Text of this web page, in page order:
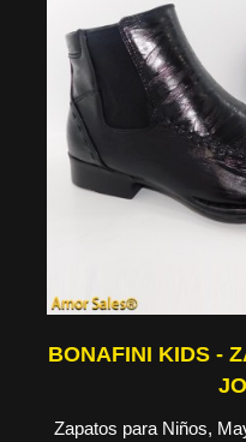
BONAFINI KIDS -
Zapatos para Niños,